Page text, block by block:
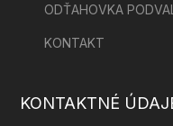
ODŤAHOVKA
KONTAKT
KONTAKTNÉ